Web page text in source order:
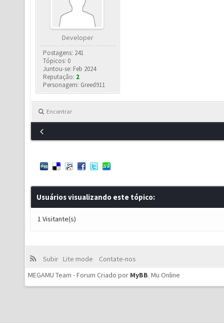
Developer
Postagens: 241
Tópicos: 0
Juntou-se: Feb 2024
Reputação: 2
Personagem: Greed911
Encontrar
Usuários visualizando este tópico:
1 Visitante(s)
Subir Lite mode
Contate-nos
MEGAMU Team - Forum Criado por MyBB. Mu Online